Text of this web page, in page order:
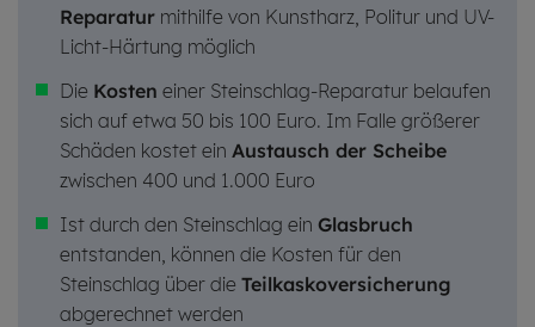
Reparatur mithilfe von Kunstharz, Politur und UV-
Licht-Härtung möglich
Die Kosten einer Steinschlag-Reparatur belaufen
sich auf etwa 50 bis 100 Euro. Im Falle größerer
Schäden kostet ein Austausch der Scheibe
zwischen 400 und 1.000 Euro
Ist durch den Steinschlag ein Glasbruch
entstanden, können die Kosten für den
Steinschlag über die Teilkaskoversicherung
abgerechnet werden